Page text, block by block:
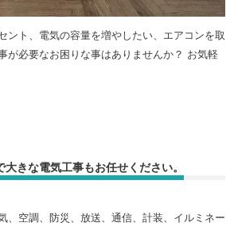
ント、電気の容量を増やしたい、エアコンを取
が必要なお困りな事はありませんか？ お気軽
きな電気工事もお任せください。
、空調、防災、放送、通信、計装、イルミネー